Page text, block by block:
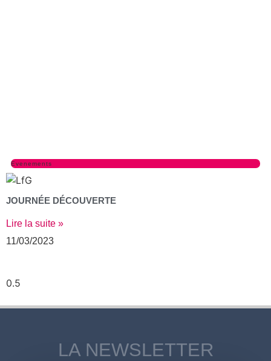
Evenements
JOURNÉE DÉCOUVERTE
Lire la suite »
11/03/2023
LA NEWSLETTER